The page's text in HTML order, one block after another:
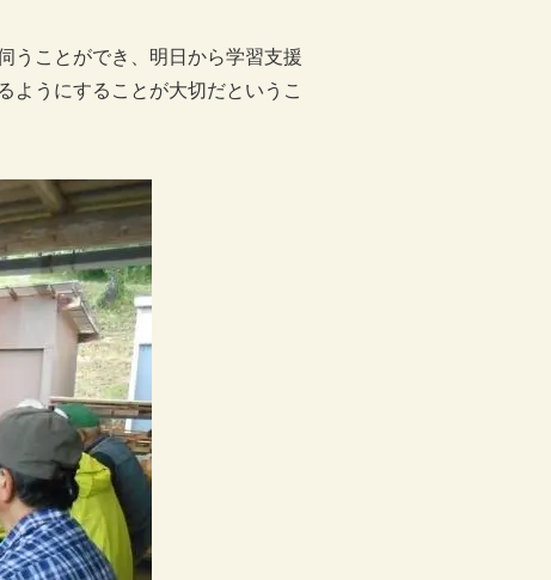
うことができ、明日から学習支援
ようにすることが大切だというこ